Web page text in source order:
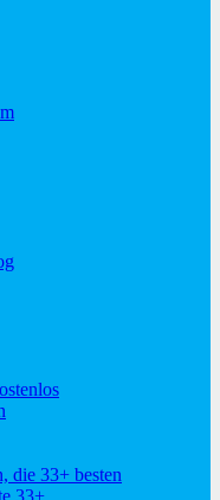
die 33+ besten
33+